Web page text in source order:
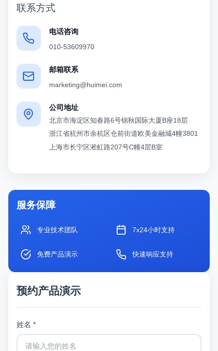
联系方式
电话咨询
010-53609970
邮箱联系
marketing@huimei.com
公司地址
北京市海淀区知春路6号锦秋国际大厦B座18层
浙江省杭州市余杭区仓前街道欧美金融城4幢3801
上海市长宁区淞虹路207号C幢4层B室
服务保障
专业技术团队 7x24小时支持
免费产品演示 快速响应支持
预约产品演示
姓名 *